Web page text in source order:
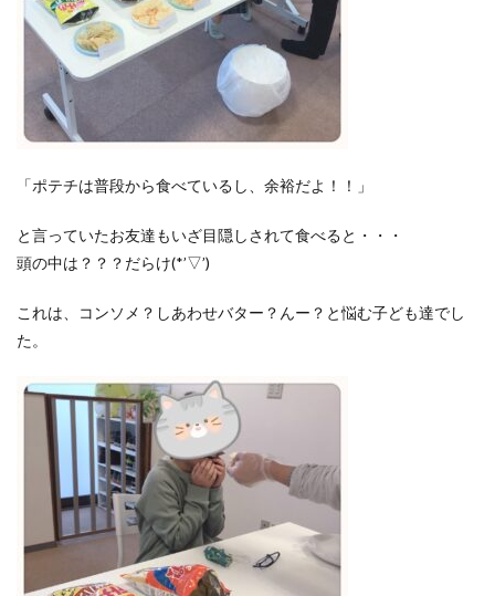
「ポテチは普段から食べているし、余裕だよ！！」
と言っていたお友達もいざ目隠しされて食べると・・・
頭の中は？？？だらけ(*’▽’)
これは、コンソメ？しあわせバター？んー？と悩む子ども達でし
た。